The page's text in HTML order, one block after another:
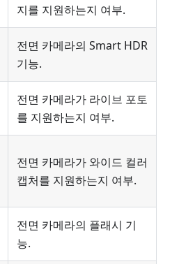
지를 지원하는지 여부.
전면 카메라의 Smart HDR
기능.
전면 카메라가 라이브 포토
를 지원하는지 여부.
전면 카메라가 와이드 컬러
캡처를 지원하는지 여부.
전면 카메라의 플래시 기
능.